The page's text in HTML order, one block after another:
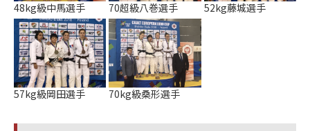
48kg級中馬選手 70超級八巻選手 52kg藤城選手
57kg級岡田選手 70kg級桑形選手